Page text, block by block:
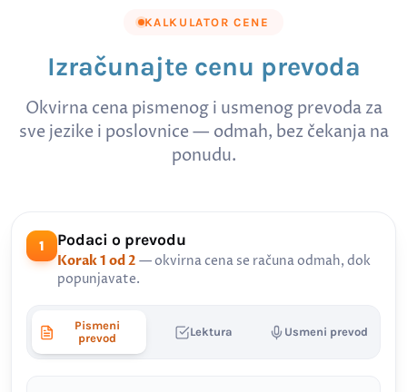
KALKULATOR CENE
Izračunajte cenu prevoda
Okvirna cena pismenog i usmenog prevoda za
sve jezike i poslovnice — odmah, bez čekanja na
ponudu.
1 Podaci o prevodu
Korak 1 od 2 — okvirna cena se računa odmah, dok
popunjavate.
Pismeni
prevod
Lektura Usmeni prevod